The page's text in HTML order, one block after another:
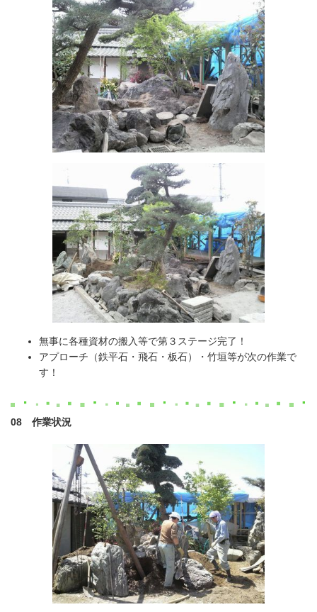
無事に各種資材の搬入等で第３ステージ完了！
アプローチ（鉄平石・飛石・板石）・竹垣等が次の作業で
す！
08 作業状況